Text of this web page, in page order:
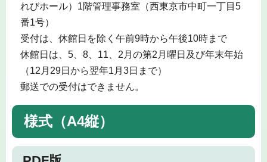
れびホール）1階管理事務室（西東京市中町一丁目5
番1号）
受付は、休館日を除く午前9時から午後10時まで
休館日は、5、8、11、2月の第2月曜日及び年末年始
（12月29日から翌年1月3日まで）
郵送での受付はできません。
様式（A4縦）